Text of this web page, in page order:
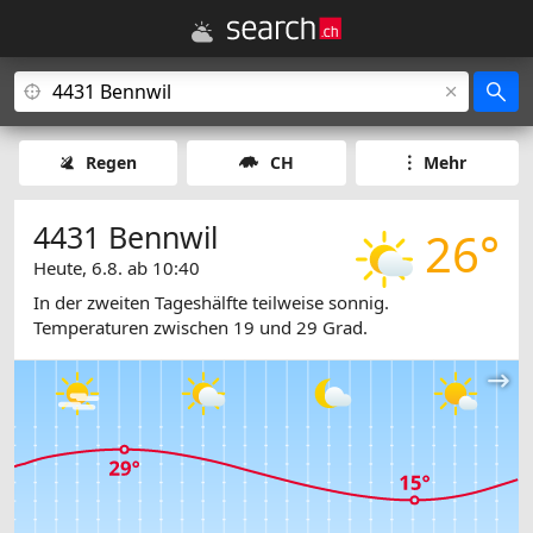
Regen CH Mehr
26°
4431 Bennwil
Heute, 6.8. ab 10:40
In der zweiten Tageshälfte teilweise sonnig.
Temperaturen zwischen 19 und 29 Grad.